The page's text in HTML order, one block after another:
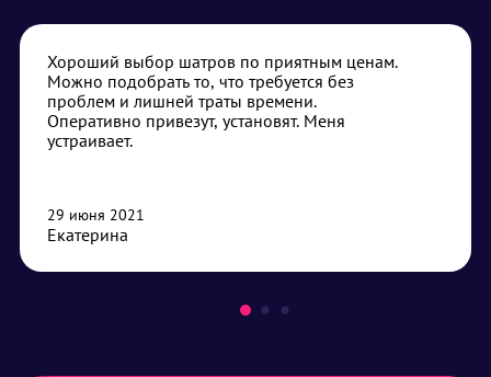
Хороший выбор шатров по приятным ценам.
Можно подобрать то, что требуется без
проблем и лишней траты времени.
Оперативно привезут, установят. Меня
устраивает.
29 июня 2021
Екатерина